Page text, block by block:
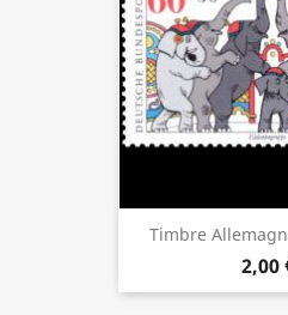
Timbre
2,00